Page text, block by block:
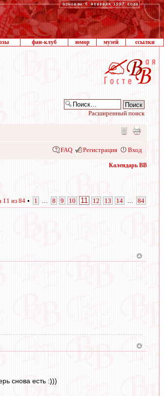
фан-клуб юмор музей ссылки
Расширенный поиск
FAQ Регистрация Вход
Календарь ВВ
11 из 84 • 1 8 9 10 11 12 13 14 84
снова есть :)))